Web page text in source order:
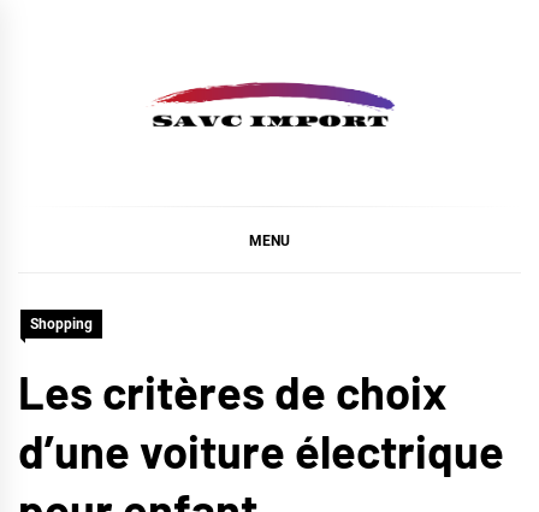
MENU
Shopping
Les critères de choix
d’une voiture électrique